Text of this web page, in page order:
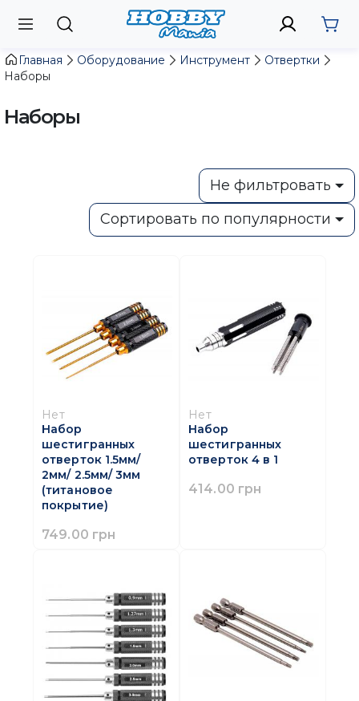
Главная Оборудование Инструмент
Отвертки
Наборы
Наборы
Не фильтровать
Сортировать по популярности
Нет
Набор
шестигранных
отверток 1.5мм/
2мм/ 2.5мм/ 3мм
(титановое
покрытие)
749.00 грн
Нет
Набор
шестигранных
отверток 4 в 1
414.00 грн